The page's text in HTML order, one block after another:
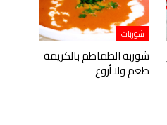
شوربات
شوربة الطماطم بالكريمة
طعم ولا أروع